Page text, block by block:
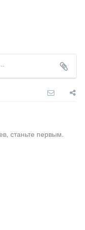
станьте первым.